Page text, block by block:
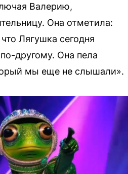
Валерию,
Она отметила:
Лягушка сегодня
другому. Она пела
мы еще не слышали».